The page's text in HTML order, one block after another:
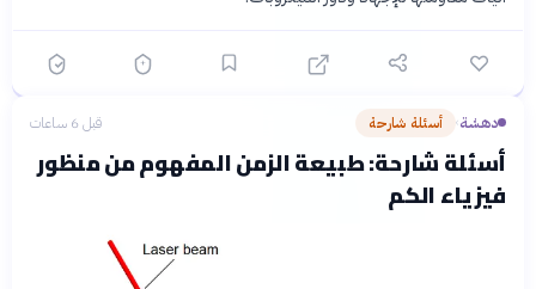
دهشة› أسئلة شارحة قبل 6 ساعات
أسئلة شارحة: طبيعة الزمن المفهوم من منظور
فيزياء الكم